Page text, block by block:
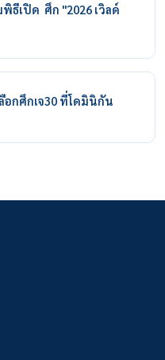
ธีเปิด ศึก "2026 เวิลด์
อกศึกเจ30 ที่โดมินิกัน